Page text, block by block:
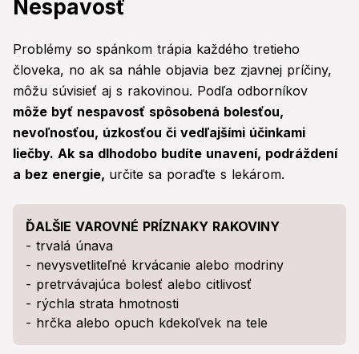
Nespavosť
Problémy so spánkom trápia každého tretieho
človeka, no ak sa náhle objavia bez zjavnej príčiny,
môžu súvisieť aj s rakovinou. Podľa odborníkov
môže byť nespavosť spôsobená bolesťou,
nevoľnosťou, úzkosťou či vedľajšími účinkami
liečby. Ak sa dlhodobo budíte unavení, podráždení
a bez energie, určite sa poraďte s lekárom.
ĎALŠIE VAROVNÉ PRÍZNAKY RAKOVINY
- trvalá únava
- nevysvetliteľné krvácanie alebo modriny
- pretrvávajúca bolesť alebo citlivosť
- rýchla strata hmotnosti
- hrčka alebo opuch kdekoľvek na tele